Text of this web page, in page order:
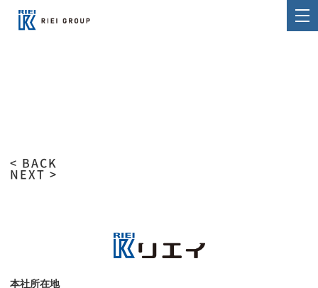
< BACK
NEXT >
本社所在地